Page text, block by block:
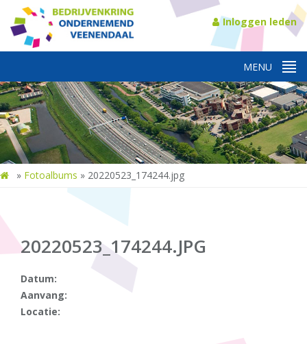
Inloggen leden
» Fotoalbums » 20220523_174244.jpg
20220523_174244.JPG
Datum:
Aanvang:
Locatie: